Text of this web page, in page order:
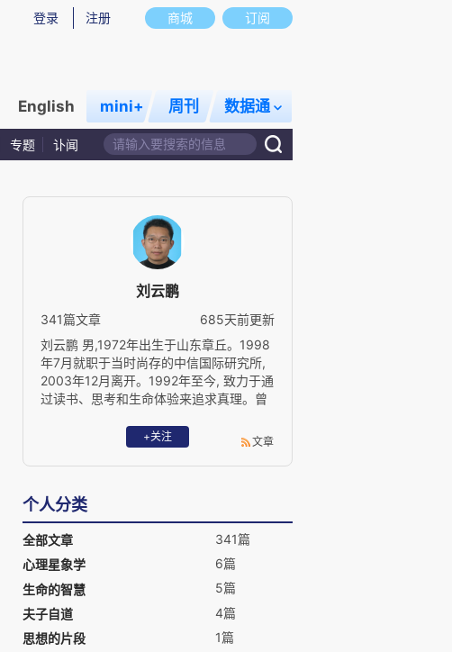
商城 订阅
登录 注册
English mini+ 周刊 数据通
专题 讣闻
刘云鹏
341篇文章
685天前更新
刘云鹏 男,1972年出生于山东章丘。1998
年7月就职于当时尚存的中信国际研究所,
2003年12月离开。1992年至今, 致力于通
过读书、思考和生命体验来追求真理。曾
成为了弱势群体的一员。。
+关注 文章
个人分类
全部文章
341篇
心理星象学
6篇
生命的智慧
5篇
夫子自道
4篇
思想的片段
1篇